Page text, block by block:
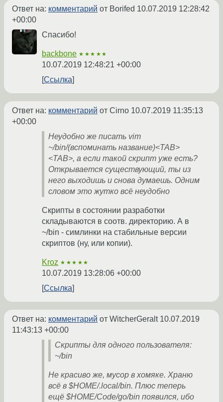
Ответ на: комментарий от Borifed 10.07.2019 12:28:42
+00:00
Спасибо!
backbone ★★★★★
10.07.2019 12:48:21 +00:00
Ссылка
Ответ на: комментарий от Cirno 10.07.2019 11:35:13
+00:00
Неудобно же писать vim
~/bin/(вспоминать название)<TAB>
<TAB>, а если такой скрипт уже есть?
Открывается существующий, ты из
него выходишь и снова думаешь. Одним
словом это жутко всё неудобно
Скрипты в состоянии разработки
складываются в соотв. директорию. А в
~/bin - симлинки на стабильные версии
скриптов (ну, или копии).
Kroz ★★★★★
10.07.2019 13:28:06 +00:00
Ссылка
Ответ на: комментарий от WitcherGeralt 10.07.2019
11:43:13 +00:00
Скрипты для одного пользователя:
~/bin
Не красиво же, мусор в хомяке. Храню
всё в $HOME/.local/bin. Плюс теперь
ещё $HOME/Code/go/bin появился, ибо